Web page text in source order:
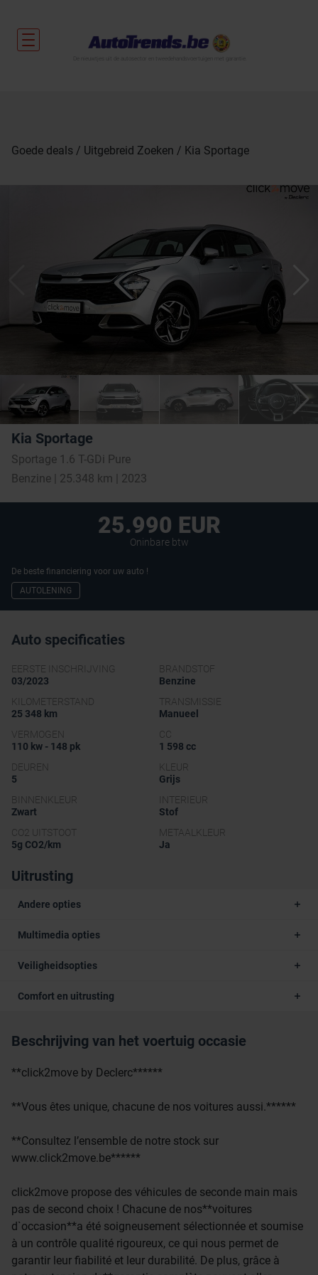
Goede deals Uitgebreid Zoeken Kia Sportage
Kia Sportage
Sportage 1.6 T-GDi Pure
Benzine | 25.348 km | 2023
25.990 EUR
Oninbare btw
De beste financiering voor uw auto !
AUTOLENING
Auto specificaties
EERSTE INSCHRIJVING
03/2023
BRANDSTOF
Benzine
KILOMETERSTAND
25 348 km
TRANSMISSIE
Manueel
VERMOGEN
110 kw - 148 pk
CC
1 598 cc
DEUREN
5
KLEUR
Grijs
BINNENKLEUR
Zwart
INTERIEUR
Stof
CO2 UITSTOOT
5g CO2/km
METAALKLEUR
Ja
Uitrusting
Andere opties
Multimedia opties
Veiligheidsopties
Comfort en uitrusting
Beschrijving van het voertuig occasie
**click2move by Declerc******
**Vous êtes unique, chacune de nos voitures aussi.******
**Consultez l’ensemble de notre stock sur
www.click2move.be******
click2move propose des véhicules de seconde main mais
pas de second choix ! Chacune de nos**voitures
d`occasion**a été soigneusement sélectionnée et soumise
à un contrôle qualité rigoureux, ce qui nous permet de
garantir leur fiabilité et leur durabilité. De plus, grâce à